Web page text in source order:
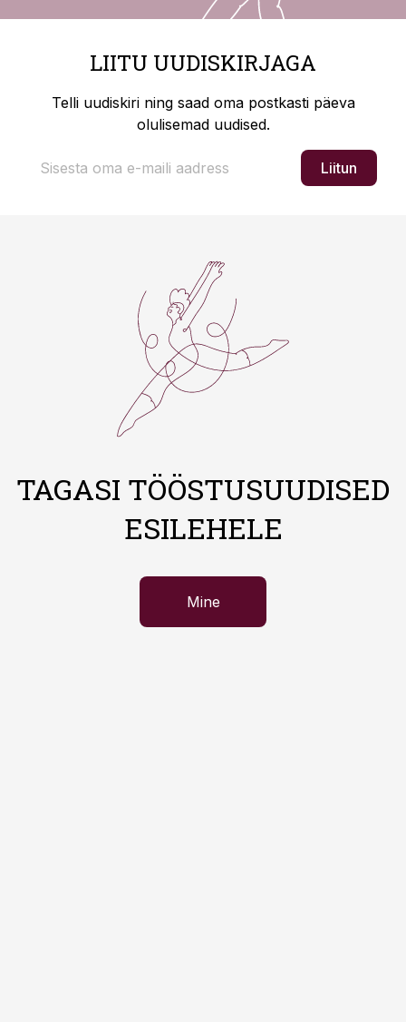
LIITU UUDISKIRJAGA
Telli uudiskiri ning saad oma postkasti päeva
olulisemad uudised.
Liitun
TAGASI TÖÖSTUSUUDISED
ESILEHELE
Mine